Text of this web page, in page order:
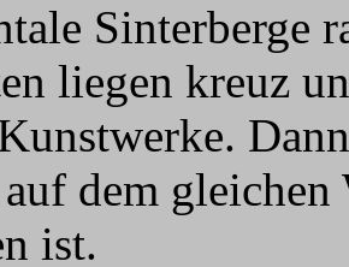
Sinterberge
liegen kreuz
dem
ist.